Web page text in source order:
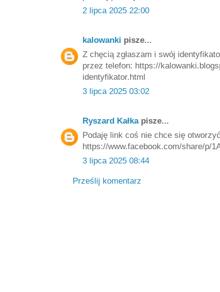
2 lipca 2025 22:00
kalowanki pisze...
Z chęcią zgłaszam i swój
przez telefon: https://
identyfikator.html
3 lipca 2025 03:02
Ryszard Kałkapisze...
Podaję link coś nie chce się
https://www.facebook.com/share/p/
3 lipca 2025 08:44
Prześlij komentarz